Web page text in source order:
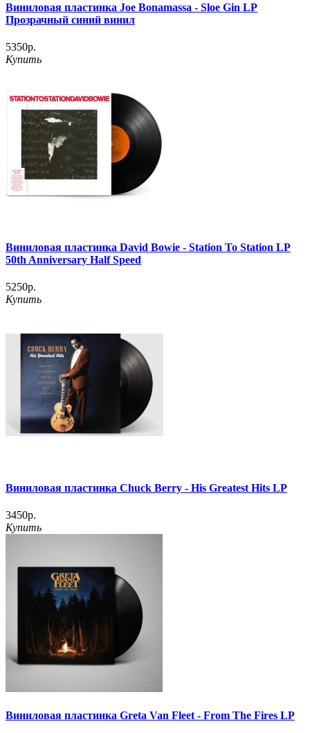
Виниловая пластинка Joe Bonamassa - Sloe Gin LP
Прозрачный синий винил
5350р.
Купить
Виниловая пластинка David Bowie - Station To Station LP
50th Anniversary Half Speed
5250р.
Купить
Виниловая пластинка Chuck Berry - His Greatest Hits LP
3450р.
Купить
Виниловая пластинка Greta Van Fleet - From The Fires LP